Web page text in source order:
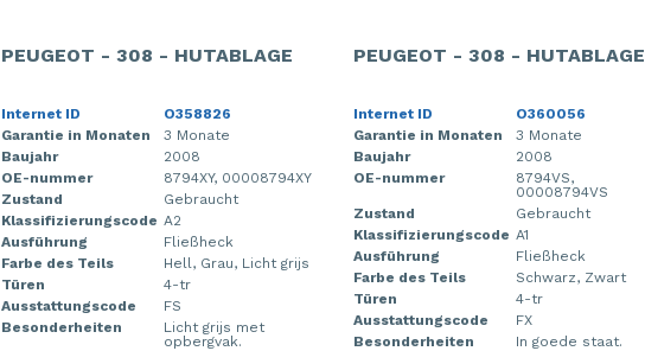
PEUGEOT - 308 - HUTABLAGE
Internet ID
O358826
Garantie in Monaten
3 Monate
Baujahr
2008
OE-nummer
8794XY, 00008794XY
Zustand
Gebraucht
Klassifizierungscode A2
Ausführung
Fließheck
Farbe des Teils
Hell, Grau, Licht grijs
Türen
4-tr
Ausstattungscode
FS
Besonderheiten
Licht grijs met
opbergvak.
PEUGEOT - 308 - HUTABLAGE
Internet ID
O360056
Garantie in Monaten
3 Monate
Baujahr
2008
OE-nummer
8794VS,
00008794VS
Zustand
Gebraucht
Klassifizierungscode A1
Ausführung
Fließheck
Farbe des Teils
Schwarz, Zwart
Türen
4-tr
Ausstattungscode
FX
Besonderheiten
In goede staat.